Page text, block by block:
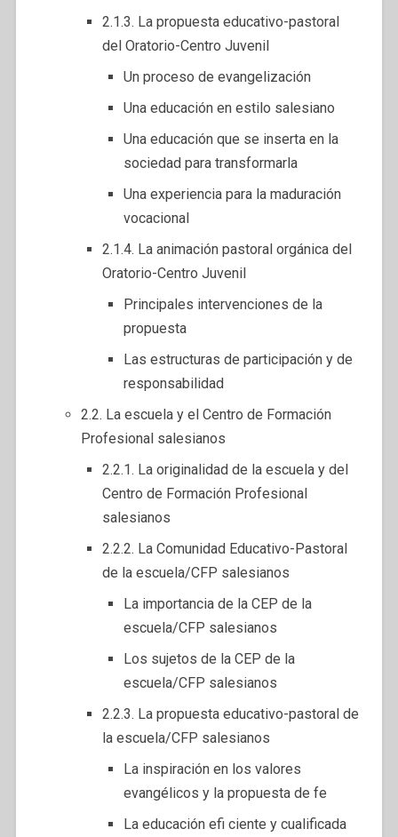
2.1.3. La propuesta educativo-pastoral
del Oratorio-Centro Juvenil
Un proceso de evangelización
Una educación en estilo salesiano
Una educación que se inserta en la
sociedad para transformarla
Una experiencia para la maduración
vocacional
2.1.4. La animación pastoral orgánica del
Oratorio-Centro Juvenil
Principales intervenciones de la
propuesta
Las estructuras de participación y de
responsabilidad
2.2. La escuela y el Centro de Formación
Profesional salesianos
2.2.1. La originalidad de la escuela y del
Centro de Formación Profesional
salesianos
2.2.2. La Comunidad Educativo-Pastoral
de la escuela/CFP salesianos
La importancia de la CEP de la
escuela/CFP salesianos
Los sujetos de la CEP de la
escuela/CFP salesianos
2.2.3. La propuesta educativo-pastoral de
la escuela/CFP salesianos
La inspiración en los valores
evangélicos y la propuesta de fe
La educación efi ciente y cualificada